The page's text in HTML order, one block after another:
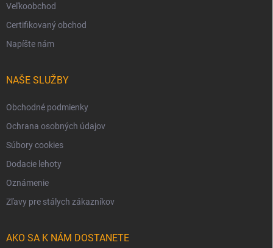
Veľkoobchod
Certifikovaný obchod
Napíšte nám
NAŠE SLUŽBY
Obchodné podmienky
Ochrana osobných údajov
Súbory cookies
Dodacie lehoty
Oznámenie
Zľavy pre stálych zákazníkov
AKO SA K NÁM DOSTANETE